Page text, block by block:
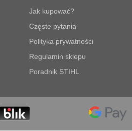
Jak kupować?
Częste pytania
Polityka prywatności
Regulamin sklepu
Poradnik STIHL